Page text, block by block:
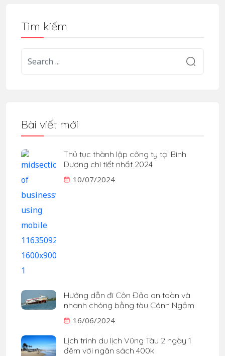
Tìm kiếm
Bài viết mới
Thủ tục thành lập công ty tại Bình
Dương chi tiết nhất 2024
10/07/2024
Hướng dẫn đi Côn Đảo an toàn và
nhanh chóng bằng tàu Cánh Ngầm
16/06/2024
Lịch trình du lịch Vũng Tàu 2 ngày 1
đêm với ngân sách 400k